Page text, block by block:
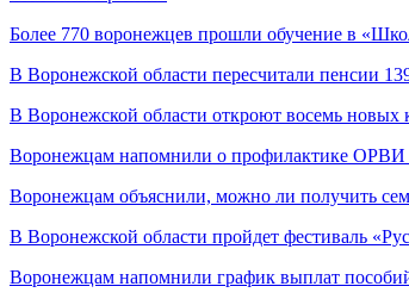
Более 770 воронежцев прошли обучение в
В Воронежской области пересчитали пенсии
В Воронежской области откроют восемь новых
Воронежцам напомнили о профилактике ОРВИ
Воронежцам объяснили, можно ли получить
В Воронежской области пройдет фестиваль
Воронежцам напомнили график выплат